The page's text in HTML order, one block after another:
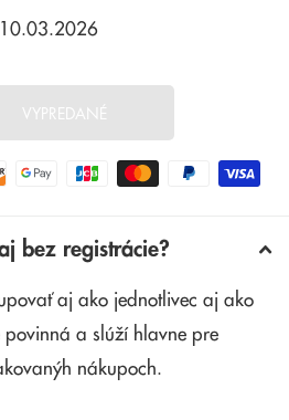
10.03.2026
VYPREDANÉ
bez registrácie?
aj ako jednotlivec aj ako
povinná a slúží hlavne pre
nákupoch.